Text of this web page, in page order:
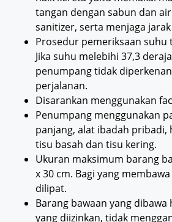
tangan dengan sabun dan
sanitizer, serta menjaga
Prosedur pemeriksaan suhu
Jika suhu melebihi 37,3
penumpang tidak
perjalanan.
Disarankan menggunakan
Penumpang menggunakan
panjang, alat ibadah pribadi,
tisu basah dan tisu kering.
Ukuran maksimum barang
x 30 cm. Bagi yang
dilipat.
Barang bawaan yang
yang diizinkan, tidak